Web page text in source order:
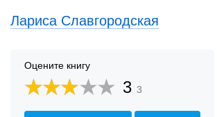
Лариса Славгородская
Оцените книгу
3 3